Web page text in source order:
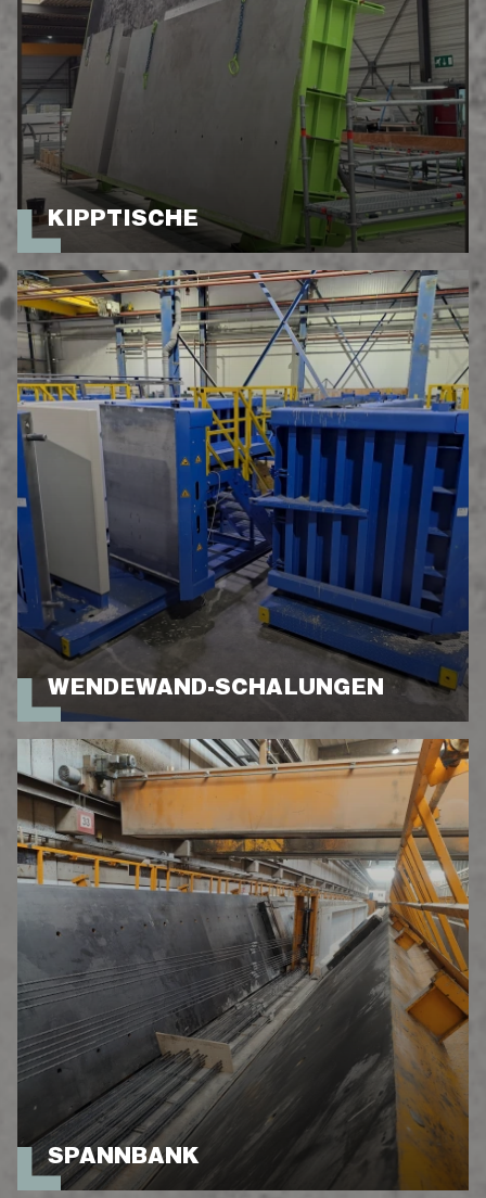
KIPPTISCHE
WENDEWAND-SCHALUNGEN
SPANNBANK